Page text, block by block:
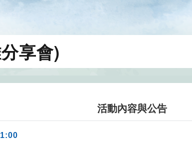
享會)
活動內容與公告